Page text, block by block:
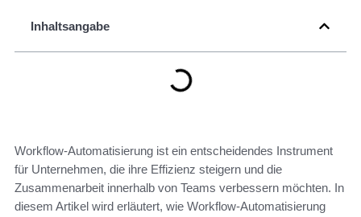
Inhaltsangabe
Workflow-Automatisierung ist ein entscheidendes Instrument
für Unternehmen, die ihre Effizienz steigern und die
Zusammenarbeit innerhalb von Teams verbessern möchten. In
diesem Artikel wird erläutert, wie Workflow-Automatisierung